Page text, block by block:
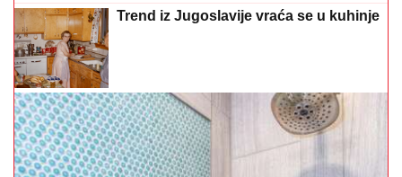
Trend iz Jugoslavije vraća se u kuhinje